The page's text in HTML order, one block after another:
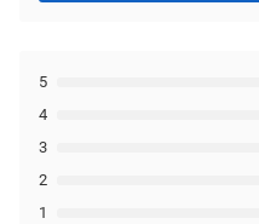
1
2
3
4
5